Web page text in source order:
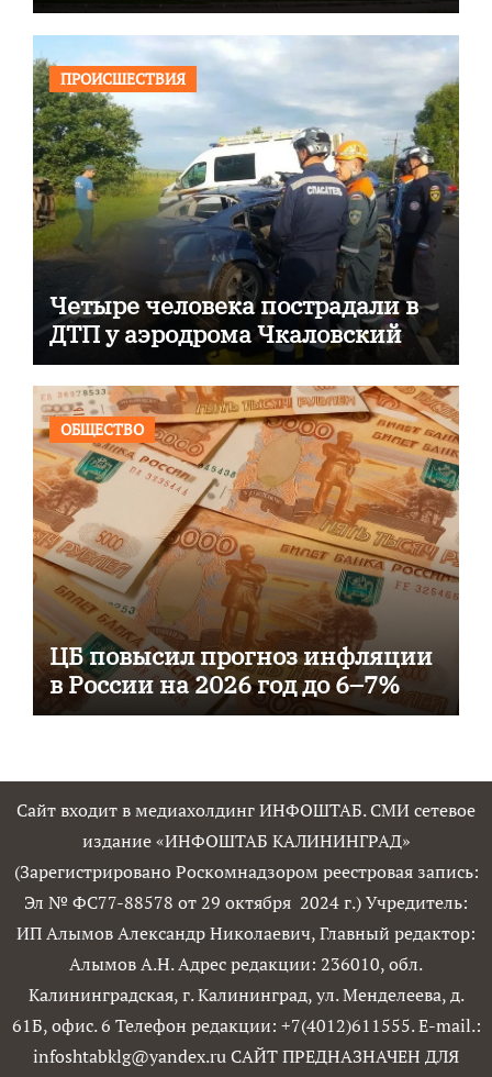
ПРОИСШЕСТВИЯ
Четыре человека пострадали в
ДТП у аэродрома Чкаловский
ОБЩЕСТВО
ЦБ повысил прогноз инфляции
в России на 2026 год до 6–7%
Сайт входит в медиахолдинг ИНФОШТАБ. СМИ сетевое
издание «ИНФОШТАБ КАЛИНИНГРАД»
(Зарегистрировано Роскомнадзором реестровая запись:
Эл № ФС77-88578 от 29 октября 2024 г.) Учредитель:
ИП Алымов Александр Николаевич, Главный редактор:
Алымов А.Н. Адрес редакции: 236010, обл.
Калининградская, г. Калининград, ул. Менделеева, д.
61Б, офис. 6 Телефон редакции: +7(4012)611555. E-mail.:
infoshtabklg@yandex.ru САЙТ ПРЕДНАЗНАЧЕН ДЛЯ